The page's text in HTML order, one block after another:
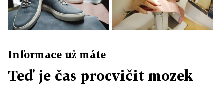
Informace už máte
Teď je čas procvičit mozek